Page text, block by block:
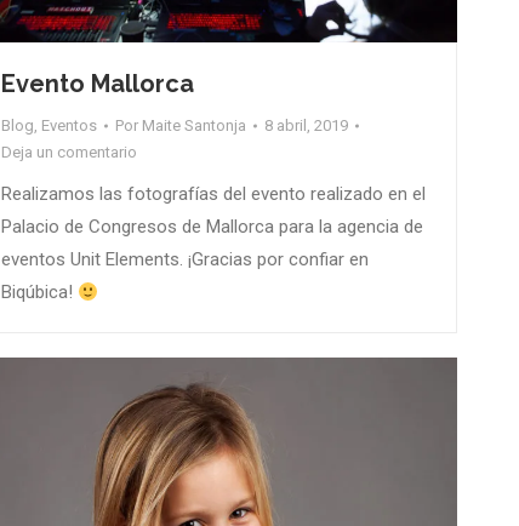
Evento Mallorca
Blog, Eventos Por Maite Santonja
8 abril, 2019
Deja un comentario
Realizamos las fotografías del evento realizado en el
Palacio de Congresos de Mallorca para la agencia de
eventos Unit Elements. ¡Gracias por confiar en
Biqúbica!